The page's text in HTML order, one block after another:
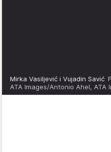
Mirka Vasiljević i Vujadin Savić
ATA Images/Antonio Ahel, ATA